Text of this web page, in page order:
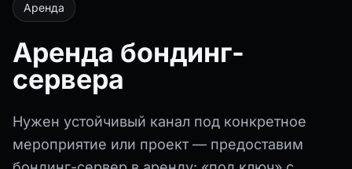
Аренда
Аренда бондинг-
сервера
Нужен устойчивый канал под конкретное
мероприятие или проект — предоставим